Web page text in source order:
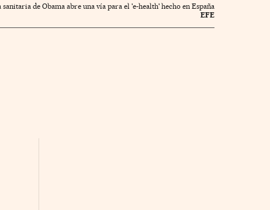
de Obama abre una vía para el 'e-health' hecho en España
EFE